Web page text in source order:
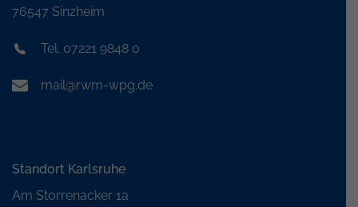
76547 Sinzheim
Tel. 07221 9848 0
mail@rwm-wpg.de
Standort Karlsruhe
Am Storrenacker 1a